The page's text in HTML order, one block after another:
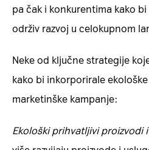
pa čak i konkurentima kako
održiv razvoj u celokupnom
Neke od ključne strategije
kako bi inkorporirale
marketinške kampanje:
Ekološki prihvatljivi proizvodi